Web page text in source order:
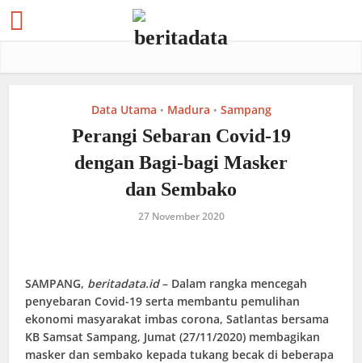
Data Utama • Madura • Sampang
Perangi Sebaran Covid-19
dengan Bagi-bagi Masker
dan Sembako
27 November 2020
SAMPANG, beritadata.id– Dalam rangka mencegah
penyebaran Covid-19 serta membantu pemulihan
ekonomi masyarakat imbas corona, Satlantas bersama
KB Samsat Sampang, Jumat (27/11/2020) membagikan
masker dan sembako kepada tukang becak di beberapa